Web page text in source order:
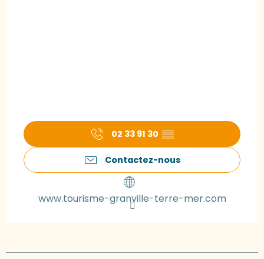
02 33 91 30 ▒▒
Contactez-nous
www.tourisme-granville-terre-mer.com